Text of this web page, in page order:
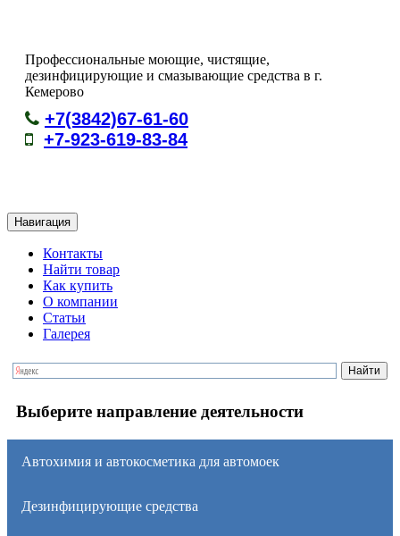
Профессиональные моющие, чистящие,
дезинфицирующие и смазывающие средства в г.
Кемерово
+7(3842)67-61-60
+7-923-619-83-84
Навигация
Контакты
Найти товар
Как купить
О компании
Статьи
Галерея
Выберите направление деятельности
Автохимия и автокосметика для автомоек
Дезинфицирующие средства